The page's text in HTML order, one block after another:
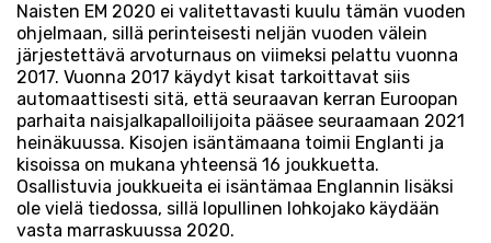
Naisten EM 2020 ei valitettavasti kuulu tämän vuoden
ohjelmaan, sillä perinteisesti neljän vuoden välein
järjestettävä arvoturnaus on viimeksi pelattu vuonna
2017. Vuonna 2017 käydyt kisat tarkoittavat siis
automaattisesti sitä, että seuraavan kerran Euroopan
parhaita naisjalkapalloilijoita pääsee seuraamaan 2021
heinäkuussa. Kisojen isäntämaana toimii Englanti ja
kisoissa on mukana yhteensä 16 joukkuetta.
Osallistuvia joukkueita ei isäntämaa Englannin lisäksi
ole vielä tiedossa, sillä lopullinen lohkojako käydään
vasta marraskuussa 2020.